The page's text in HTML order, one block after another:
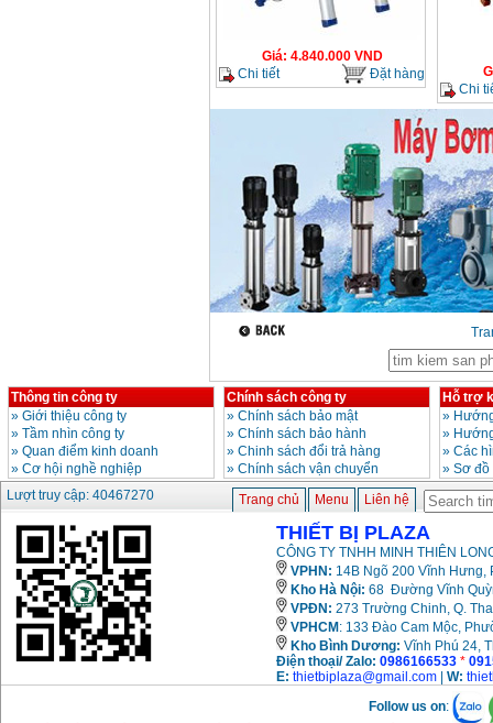
Giá: 4.840.000VND
Chi tiết
Đặt hàng
Chi
Thông tin công ty
» Giới thiệu công ty
» Tầm nhìn công ty
» Quan điểm kinh doanh
» Cơ hội nghề nghiệp
Chính sách công ty
» Chính sách bảo mật
» Chính sách bảo hành
» Chinh sách đổi trả hàng
» Chính sách vận chuyển
Hỗ trợ
»
»
» Các
» Sơ
Lượt truy cập: 40467270
Trang chủ Menu Liên hệ
THIẾT BỊ PLAZA
CÔNG TY TNHH MINH THIÊN
VPHN: 14B Ngõ 200 Vĩnh Hưng,
Kho Hà Nội: 68 Đường Vĩnh
VPĐN: 273 Trường Chinh, Q.
VPHCM : 133 Đào Cam Mộc,
Kho Bình Dương: Vĩnh Phú 24,
Điện thoại/ Zalo: 0986166533 *
E: thietbiplaza@gmail.com W:
Follow us on: